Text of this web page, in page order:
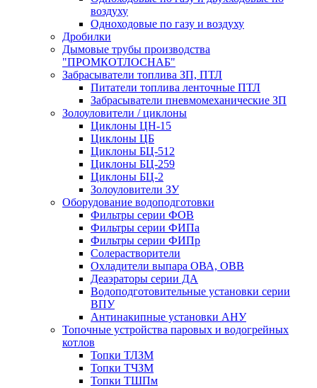
воздуху
Одноходовые по газу и воздуху
Дробилки
Дымовые трубы производства
"ПРОМКОТЛОСНАБ"
Забрасыватели топлива ЗП, ПТЛ
Питатели топлива ленточные ПТЛ
Забрасыватели пневмомеханические ЗП
Золоуловители / циклоны
Циклоны ЦН-15
Циклоны ЦБ
Циклоны БЦ-512
Циклоны БЦ-259
Циклоны БЦ-2
Золоуловители ЗУ
Оборудование водоподготовки
Фильтры серии ФОВ
Фильтры серии ФИПа
Фильтры серии ФИПр
Солерастворители
Охладители выпара ОВА, ОВВ
Деаэраторы серии ДА
Водоподготовительные установки серии
ВПУ
Антинакипные установки АНУ
Топочные устройства паровых и водогрейных
котлов
Топки ТЛЗМ
Топки ТЧЗМ
Топки ТШПм